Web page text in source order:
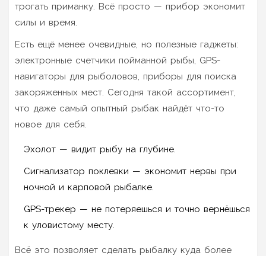
трогать приманку. Всё просто — прибор экономит
силы и время.
Есть ещё менее очевидные, но полезные гаджеты:
электронные счетчики пойманной рыбы, GPS-
навигаторы для рыболовов, приборы для поиска
закоряженных мест. Сегодня такой ассортимент,
что даже самый опытный рыбак найдёт что-то
новое для себя.
Эхолот — видит рыбу на глубине.
Сигнализатор поклевки — экономит нервы при
ночной и карповой рыбалке.
GPS-трекер — не потеряешься и точно вернёшься
к уловистому месту.
Всё это позволяет сделать рыбалку куда более